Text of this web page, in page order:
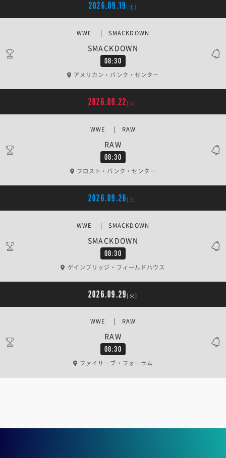
2026.09.19 [土]
08:30
SMACKDOWN
WWE | SMACKDOWN
アメリカン・バンク・センター
2026.09.22 [火]
08:30
RAW
WWE | RAW
フロスト・バンク・センター
2026.09.26 [土]
08:30
SMACKDOWN
WWE | SMACKDOWN
ゲインブリッジ・フィールドハウス
2026.09.29 [火]
08:30
RAW
WWE | RAW
ファイサーブ・フォーラム